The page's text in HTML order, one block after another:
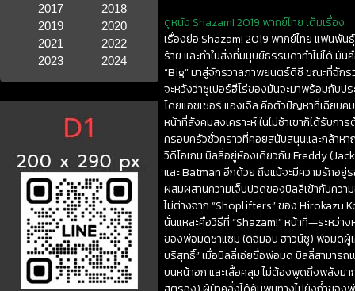
2017
2018
2019
2020
2021
2022
2023
2024
ดูหนัง Shazam! 2019 พากย์ไทย เต็มเรื่อง
เรื่องย่อ:Shazam! 2019 พากย์ไทย แฟนพั
ร้าย และทำในสิ่งที่มนุษย์ธรรมดาทำไม่ได้ มั
“Big” มาสู่จักรวาลภาพยนตร์ดีซี ขณะที่จักร
จะหวังว่าซูเปอร์ฮีโร่ของมันจะมาพร้อมกับป
โดยแอชเชอร์ แองเจิล คือตัวปัญหาที่เฉียบค
หน้าที่สังคมสงเคราะห์ ในไม่ช้าเขาก็ได้รับ
ครอบครัวชั่วคราวที่คอยสนับสนุนและกล้าห
วิดีโอเกม บิลลี่อยู่ห้องเดียวกับ Freddy
และ Batman อีกด้วย ถึงแม้จะมีความรักอยู่
ผสมผสานความเจ็บปวดของบิลลี่เข้ากับควา
ไม่ต่างจาก “Shoplifters” ของ Hirokazu
นั่นแหละคือวิธีที่ “Shazam!” หน้าที่—ระหว่
ของพ่อมดชาแซม (ดิจิมอน ฮาวน์ซู) พ่อมดผู้เ
บริสุทธิ์” เมื่อบิลลี่เอ่ยชื่อพ่อมด บิลลี่สามารถ
บนหน้าอก และเสื้อคลุม ไม่ต้องพูดถึงพลังม